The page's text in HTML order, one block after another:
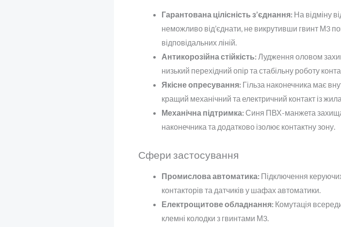
Гарантована цілісність з’єднання: На відміну
неможливо від’єднати, не викрутивши гвинт М3
відповідальних ліній.
Антикорозійна стійкість: Лудження оловом
низький перехідний опір та стабільну роботу
Якісне опресування: Гільза наконечника має
кращий механічний та електричний контакт із
Механічна підтримка: Синя ПВХ-манжета
наконечника та додатково ізолює контактну зону.
Сфери застосування
Промислова автоматика: Підключення
контакторів та датчиків у шафах автоматики.
Електрощитове обладнання: Комутація
клемні колодки з гвинтами М3.